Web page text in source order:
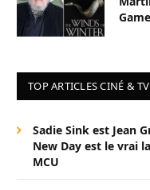
TOP ARTICLES CINÉ & TV
Sadie Sink est Jean
New Day est le vrai
MCU